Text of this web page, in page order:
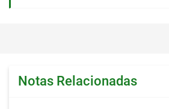
Notas Relacionadas